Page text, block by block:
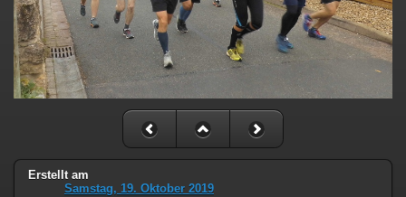
Erstellt am
Samstag, 19. Oktober 2019